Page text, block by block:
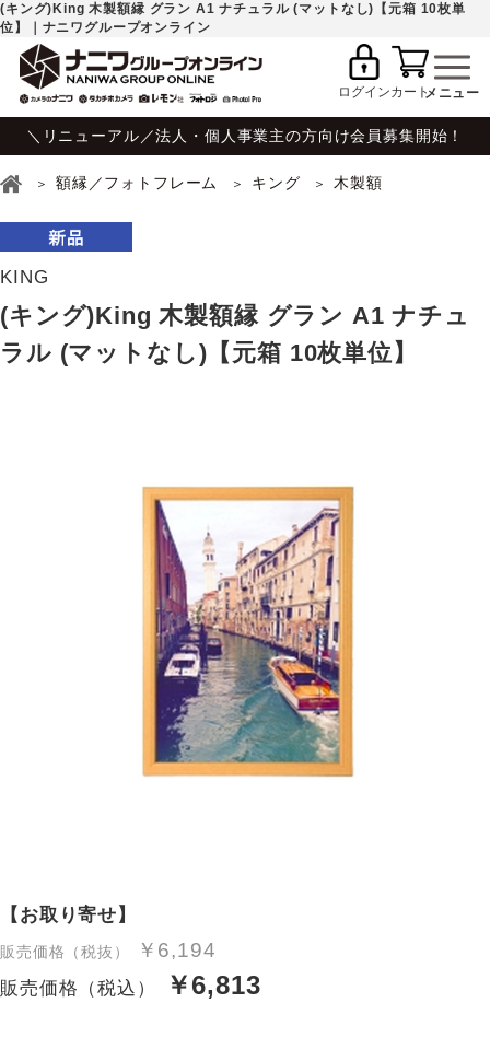
(キング)King 木製額縁 グラン A1 ナチュラル (マットなし)【元箱 10枚単
位】｜ナニワグループオンライン
ログインカート
＼リニューアル／法人・個人事業主の方向け会員募集開始！
額縁／フォトフレーム キング 木製額
KING
(キング)King 木製額縁 グラン A1 ナチュ
ラル (マットなし)【元箱 10枚単位】
【お取り寄せ】
販売価格（税抜） ￥6,194
販売価格（税込） ￥6,813